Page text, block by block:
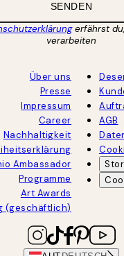
SENDEN
erfährst
verarbeiten
Über uns
Presse
Impressum
Career
Nachhaltigkeit
Ambassador
Programme
Art Awards
(geschäftlich)
AGB